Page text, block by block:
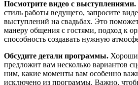
Посмотрите видео с выступлениями.
стиль работы ведущего, запросите
выступлений на свадьбах. Это
манеру общения с гостями, подход к
способность создавать нужную
Обсудите детали программы.
предложит вам несколько вариантов
ним, какие моменты вам особенно
исключено из программы. Важно,